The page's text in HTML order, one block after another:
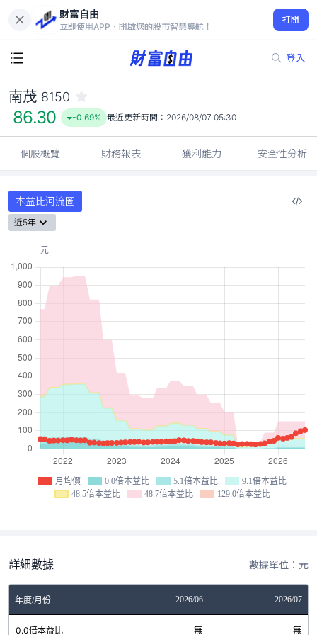
財富自由
立即使用APP，開啟您的股市智慧導航！
打開
登入
86.30
-0.69%
南茂 8150
86.30 -0.69% 最近更新時間： 2026/08/07 05:30
個股概覽 財務報表 獲利能力 安全性分析
本益比河流圖
近5年
月均價 0.0倍本益比 5.1倍本益比
9.1倍本益比
48.5倍本益比
48.7倍本益比 129.0倍本益比
詳細數據 數據單位：元
年度/月份 2026/06 2026/07
0.0倍本益比 無 無